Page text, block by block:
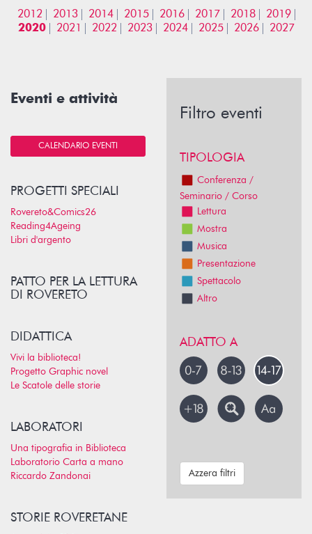
2012
2013 2014 2015 2016 2017 2018
2019
2020
2021 2022 2023 2024 2025 2026 2027
Eventi e attività
CALENDARIO EVENTI
PROGETTI SPECIALI
Rovereto&Comics26
Reading4Ageing
Libri d'argento
PATTO PER LA LETTURA
DI ROVERETO
DIDATTICA
Vivi la biblioteca!
Progetto Graphic novel
Le Scatole delle storie
LABORATORI
Una tipografia in Biblioteca
Laboratorio Carta a mano
Riccardo Zandonai
STORIE ROVERETANE
Filtro eventi
TIPOLOGIA
Conferenza /
Seminario / Corso
Lettura
Mostra
Musica
Presentazione
Spettacolo
Altro
ADATTO A
Azzera filtri